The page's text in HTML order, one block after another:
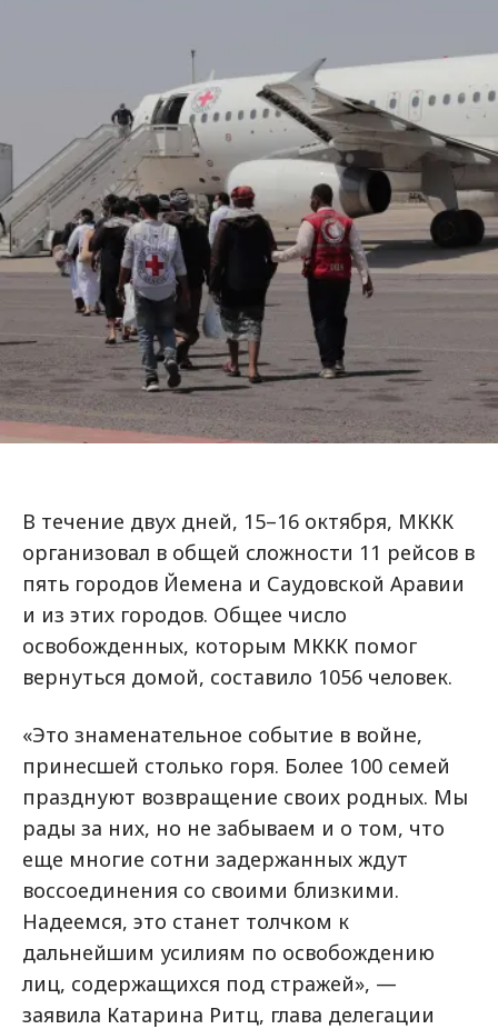
В течение двух дней, 15–16 октября, МККК
организовал в общей сложности 11 рейсов в
пять городов Йемена и Саудовской Аравии
и из этих городов. Общее число
освобожденных, которым МККК помог
вернуться домой, составило 1056 человек.
«Это знаменательное событие в войне,
принесшей столько горя. Более 100 семей
празднуют возвращение своих родных. Мы
рады за них, но не забываем и о том, что
еще многие сотни задержанных ждут
воссоединения со своими близкими.
Надеемся, это станет толчком к
дальнейшим усилиям по освобождению
лиц, содержащихся под стражей», —
заявила Катарина Ритц, глава делегации